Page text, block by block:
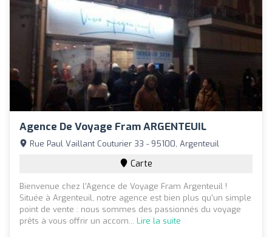
Agence De Voyage Fram ARGENTEUIL
Rue Paul Vaillant Couturier 33 - 95100, Argenteuil
Carte
Bienvenue chez l'Agence de Voyage Fram Argenteuil !
Située à Argenteuil, notre agence est bien plus qu'un simple
point de vente : nous sommes des passionnés du voyage
prêts à vous offrir un accom... Lire la suite